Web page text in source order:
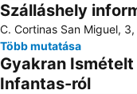
Nagy méretű térkép
Szálláshely
C. Cortinas San Miguel,
Több mutatása
Gyakran
Infantas-ról